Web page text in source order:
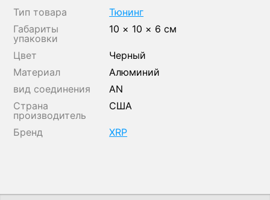
Тип товара
Тюнинг
Габариты
упаковки
10 × 10 × 6 см
Цвет
Черный
Материал
Алюминий
вид соединения
AN
Страна
производитель
США
Бренд XRP